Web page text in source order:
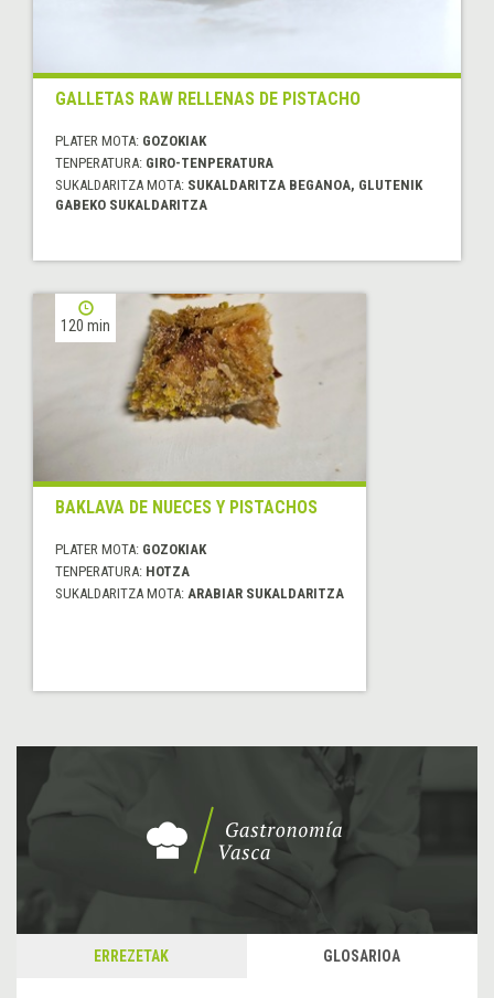
GALLETAS RAW RELLENAS DE PISTACHO
PLATER MOTA: GOZOKIAK
TENPERATURA: GIRO-TENPERATURA
SUKALDARITZA MOTA: SUKALDARITZA BEGANOA, GLUTENIK
GABEKO SUKALDARITZA
120 min
BAKLAVA DE NUECES Y PISTACHOS
PLATER MOTA: GOZOKIAK
TENPERATURA: HOTZA
SUKALDARITZA MOTA: ARABIAR SUKALDARITZA
ERREZETAK GLOSARIOA